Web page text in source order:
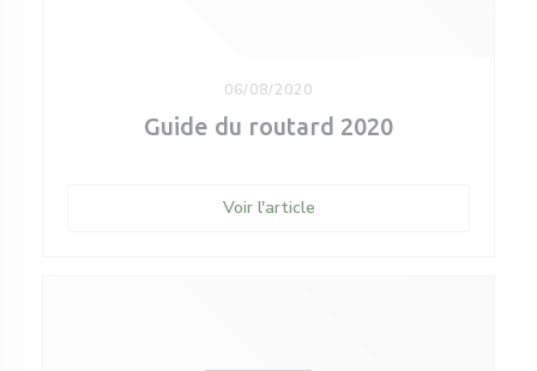
06/08/2020
Guide du routard 2020
Voir l'article((ouvre une nouvelle